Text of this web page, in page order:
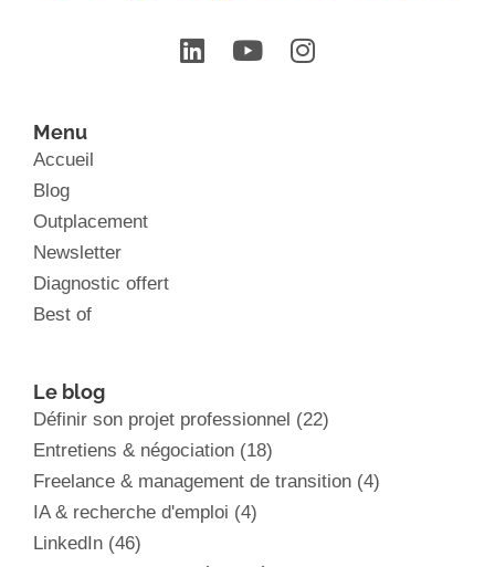
Menu
Accueil
Blog
Outplacement
Newsletter
Diagnostic offert
Best of
Le blog
Définir son projet professionnel (22)
Entretiens & négociation (18)
Freelance & management de transition (4)
IA & recherche d'emploi (4)
LinkedIn (46)